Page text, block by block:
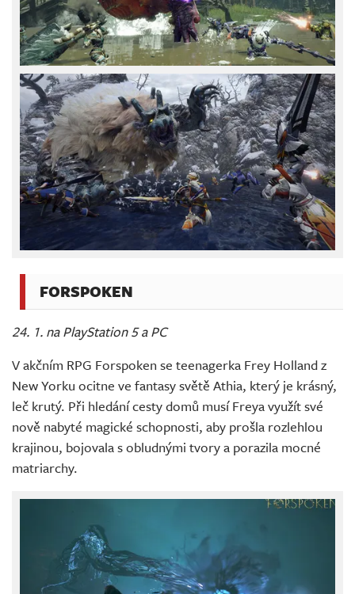
FORSPOKEN
24. 1. na PlayStation 5 a PC
V akčním RPG Forspoken se teenagerka Frey Holland z
New Yorku ocitne ve fantasy světě Athia, který je krásný,
leč krutý. Při hledání cesty domů musí Freya využít své
nově nabyté magické schopnosti, aby prošla rozlehlou
krajinou, bojovala s obludnými tvory a porazila mocné
matriarchy.